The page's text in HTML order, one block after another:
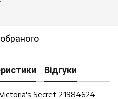
Відгуки
Victoria's Secret 21984624 —